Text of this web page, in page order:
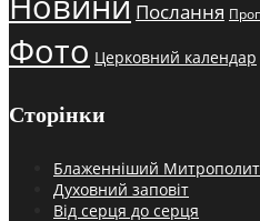
Послання
Фото Церковний календар
Сторінки
Блаженніший
Духовний заповіт
Від серця до серця